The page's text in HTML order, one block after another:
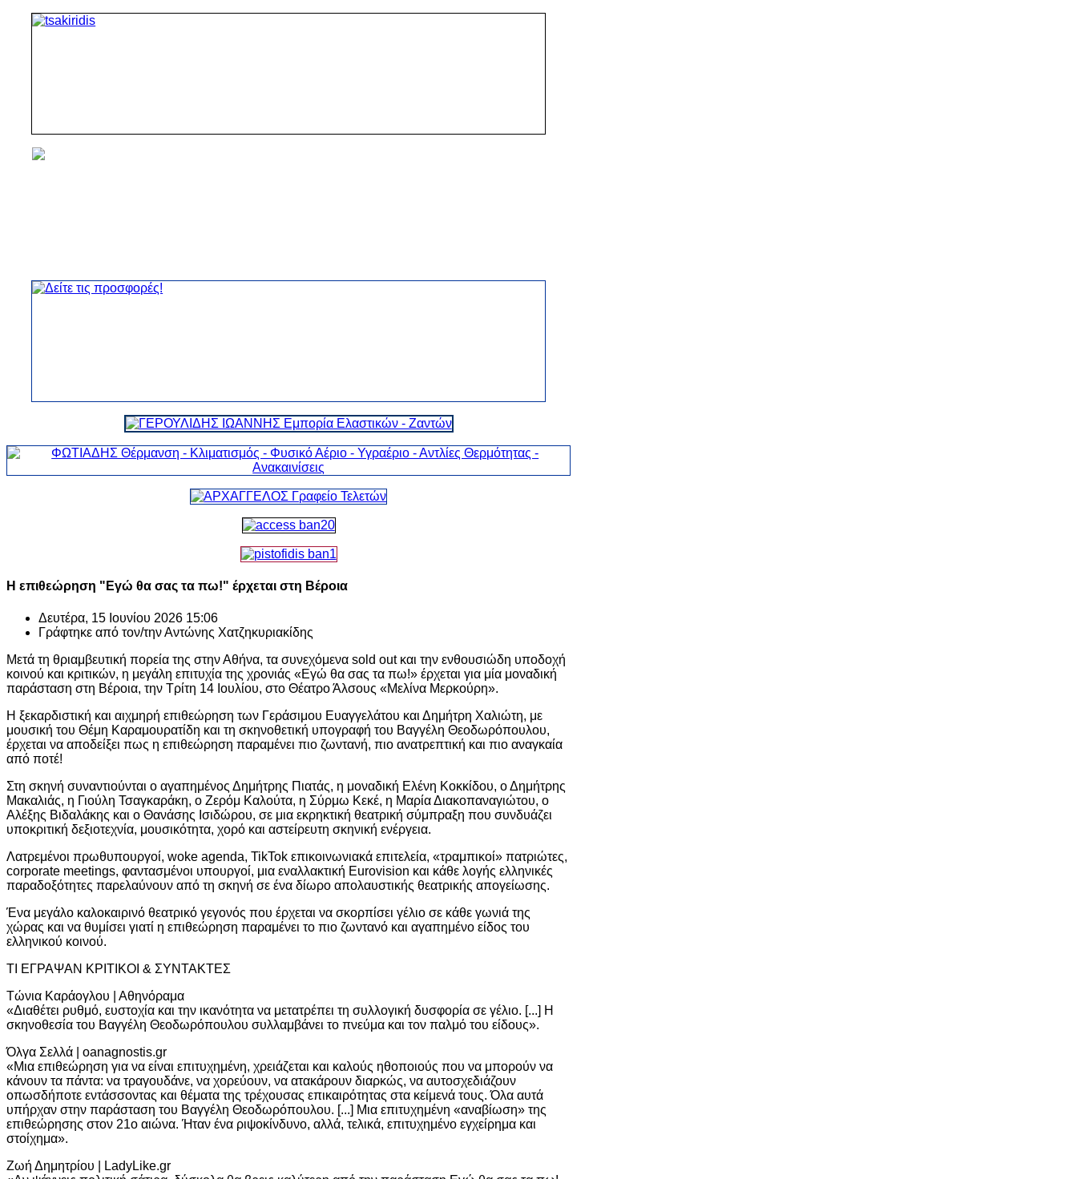
Η επιθεώρηση "Εγώ θα σας τα πω!" έρχεται στη Βέροια
Δευτέρα, 15 Ιουνίου 2026 15:06
Γράφτηκε από τον/τηνΑντώνης Χατζηκυριακίδης
Μετά τη θριαμβευτική πορεία της στην Αθήνα, τα συνεχόμενα sold out και την ενθουσιώδη υποδοχή
κοινού και κριτικών, η μεγάλη επιτυχία της χρονιάς «Εγώ θα σας τα πω!» έρχεται για μία μοναδική
παράσταση στη Βέροια, την Τρίτη 14 Ιουλίου, στο Θέατρο Άλσους «Μελίνα Μερκούρη».
Η ξεκαρδιστική και αιχμηρή επιθεώρηση των Γεράσιμου Ευαγγελάτου και Δημήτρη Χαλιώτη, με
μουσική του Θέμη Καραμουρατίδη και τη σκηνοθετική υπογραφή του Βαγγέλη Θεοδωρόπουλου,
έρχεται να αποδείξει πως η επιθεώρηση παραμένει πιο ζωντανή, πιο ανατρεπτική και πιο αναγκαία
από ποτέ!
Στη σκηνή συναντιούνται ο αγαπημένος Δημήτρης Πιατάς, η μοναδική Ελένη Κοκκίδου, ο Δημήτρης
Μακαλιάς, η Γιούλη Τσαγκαράκη, ο Ζερόμ Καλούτα, η Σύρμω Κεκέ, η Μαρία Διακοπαναγιώτου, ο
Αλέξης Βιδαλάκης και ο Θανάσης Ισιδώρου, σε μια εκρηκτική θεατρική σύμπραξη που συνδυάζει
υποκριτική δεξιοτεχνία, μουσικότητα, χορό και αστείρευτη σκηνική ενέργεια.
Λατρεμένοι πρωθυπουργοί, woke agenda, TikTok επικοινωνιακά επιτελεία, «τραμπικοί» πατριώτες,
corporate meetings, φαντασμένοι υπουργοί, μια εναλλακτική Eurovision και κάθε λογής ελληνικές
παραδοξότητες παρελαύνουν από τη σκηνή σε ένα δίωρο απολαυστικής θεατρικής απογείωσης.
Ένα μεγάλο καλοκαιρινό θεατρικό γεγονός που έρχεται να σκορπίσει γέλιο σε κάθε γωνιά της
χώρας και να θυμίσει γιατί η επιθεώρηση παραμένει το πιο ζωντανό και αγαπημένο είδος του
ελληνικού κοινού.
ΤΙ ΕΓΡΑΨΑΝ ΚΡΙΤΙΚΟΙ & ΣΥΝΤΑΚΤΕΣ
Τώνια Καράογλου | Αθηνόραμα
«Διαθέτει ρυθμό, ευστοχία και την ικανότητα να μετατρέπει τη συλλογική δυσφορία σε γέλιο. [...] Η
σκηνοθεσία του Βαγγέλη Θεοδωρόπουλου συλλαμβάνει το πνεύμα και τον παλμό του είδους».
Όλγα Σελλά | oanagnostis.gr
«Μια επιθεώρηση για να είναι επιτυχημένη, χρειάζεται και καλούς ηθοποιούς που να μπορούν να
κάνουν τα πάντα: να τραγουδάνε, να χορεύουν, να ατακάρουν διαρκώς, να αυτοσχεδιάζουν
οπωσδήποτε εντάσσοντας και θέματα της τρέχουσας επικαιρότητας στα κείμενά τους. Όλα αυτά
υπήρχαν στην παράσταση του Βαγγέλη Θεοδωρόπουλου. [...] Μια επιτυχημένη «αναβίωση» της
επιθεώρησης στον 21ο αιώνα. Ήταν ένα ριψοκίνδυνο, αλλά, τελικά, επιτυχημένο εγχείρημα και
στοίχημα».
Ζωή Δημητρίου | LadyLike.gr